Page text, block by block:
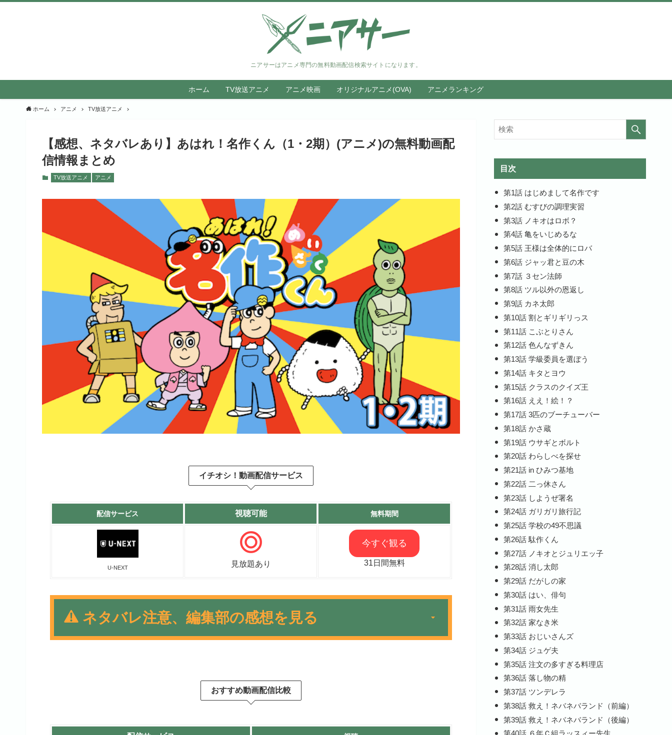
ニアサーはアニメ専門の無料動画配信検索サイトになります。
ホーム TV放送アニメ アニメ映画 オリジナルアニメ(OVA) アニメランキング
ホーム アニメ TV放送アニメ
【感想、ネタバレあり】あはれ！名作くん（1・2期）(アニメ)の無料動画配
信情報まとめ
TV放送アニメ アニメ
イチオシ！動画配信サービス
配信サービス 視聴可能 無料期間
U-NEXT 見放題あり
今すぐ観る
31日間無料
ネタバレ注意、編集部の感想を見る
個性溢れるゲストキャラを演じるキャストさんも人気声優や人気芸人を
おすすめ動画配信比較
目次
第1話 はじめまして名作です
第2話 むすびの調理実習
第3話 ノキオはロボ？
第4話 亀をいじめるな
第5話 王様は全体的にロバ
第6話 ジャッ君と豆の木
第7話 ３セン法師
第8話 ツル以外の恩返し
第9話 カネ太郎
第10話 割とギリギリっス
第11話 こぶとりさん
第12話 色んなずきん
第13話 学級委員を選ぼう
第14話 キタとヨウ
第15話 クラスのクイズ王
第16話 ええ！絵！？
第17話 3匹のブーチューバー
第18話 かさ蔵
第19話 ウサギとボルト
第20話 わらしべを探せ
第21話 in ひみつ基地
第22話 二っ休さん
第23話 しようぜ署名
第24話 ガリガリ旅行記
第25話 学校の49不思議
第26話 駄作くん
第27話 ノキオとジュリエッ子
第28話 消し太郎
第29話 だがしの家
第30話 はい、俳句
第31話 雨女先生
第32話 家なき米
第33話 おじいさんズ
第34話 ジュゲ夫
第35話 注文の多すぎる料理店
第36話 落し物の精
第37話 ツンデレラ
第38話 救え！ネバネバランド（前編）
第39話 救え！ネバネバランド（後編）